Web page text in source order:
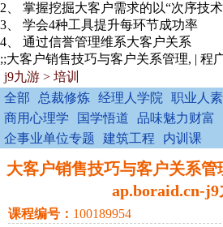
2、 掌握挖掘大客户需求的以“次序技
3、 学会4种工具提升每环节成功率
4、 通过信誉管理维系大客户关系
;;大客户销售技巧与客户关系管理, | 程
j9九游 > 培训
全部
总裁修炼 经理人学院 职业人
商用心理学
国学悟道 品味魅力财富
企事业单位专题
建筑工程 内训课
大客户销售技巧与客户关系管
ap.boraid.cn-j9
课程编号： 100189954